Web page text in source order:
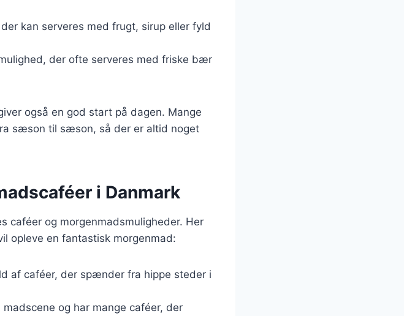
kan serveres med frugt, sirup eller fyld
der ofte serveres med friske bær
også en god start på dagen. Mange
sæson til sæson, så der er altid noget
i Danmark
caféer og morgenmadsmuligheder. Her
opleve en fantastisk morgenmad:
af caféer, der spænder fra hippe steder i
og har mange caféer, der